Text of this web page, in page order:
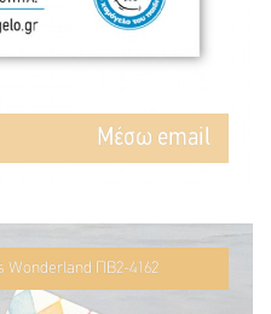
Mέσω email
Wonderland ΠΒ2-4162